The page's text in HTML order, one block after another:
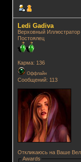
Ledi Gadiva
Верховный
Постоялец
Карма: 136
Оффлайн
Сообщений: 113
Откликаюсь на Ваше
Awards